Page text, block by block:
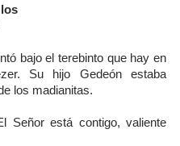
bajo el terebinto que hay en
Su hijo Gedeón estaba
los madianitas.
Señor está contigo, valiente